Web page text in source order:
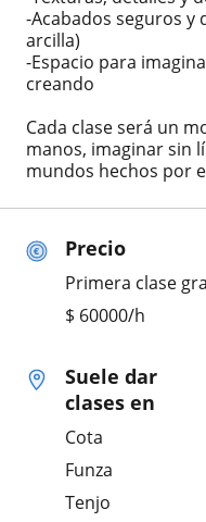
Precio
Primera clase
$ 60000/h
Suele dar
clases en
Cota
Funza
Tenjo
-Acabados seguros
arcilla)
-Espacio para
creando
Cada clase será un
manos, imaginar sin
mundos hechos por